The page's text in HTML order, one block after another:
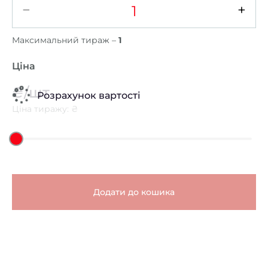
− +
Максимальний тираж – 1
Ціна
Розрахунок вартості
₴/шт
Ціна тиражу: ₴
Додати до кошика